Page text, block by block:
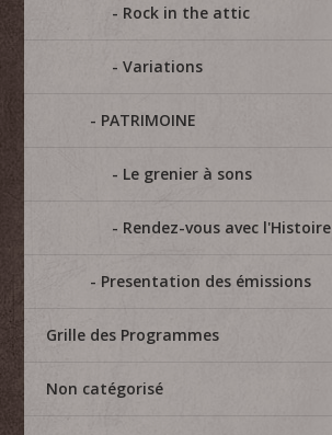
Rock in the attic
Variations
PATRIMOINE
Le grenier à sons
Rendez-vous avec l'Histoire
Presentation des émissions
Grille des Programmes
Non catégorisé